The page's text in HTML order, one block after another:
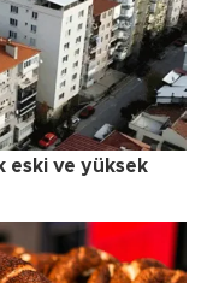
eski ve yüksek